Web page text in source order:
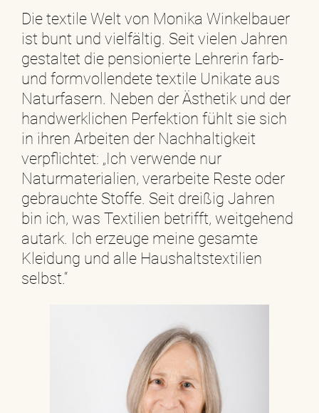
Die textile Welt von Monika Winkelbauer
ist bunt und vielfältig. Seit vielen Jahren
gestaltet die pensionierte Lehrerin farb-
und formvollendete textile Unikate aus
Naturfasern. Neben der Ästhetik und der
handwerklichen Perfektion fühlt sie sich
in ihren Arbeiten der Nachhaltigkeit
verpflichtet: „Ich verwende nur
Naturmaterialien, verarbeite Reste oder
gebrauchte Stoffe. Seit dreißig Jahren
bin ich, was Textilien betrifft, weitgehend
autark. Ich erzeuge meine gesamte
Kleidung und alle Haushaltstextilien
selbst.“